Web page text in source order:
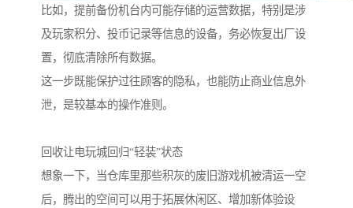
比如，提前备份机台内可能存储的运营数据，特别是涉
及玩家积分、投币记录等信息的设备，务必恢复出厂设
置，彻底清除所有数据。
这一步既能保护过往顾客的隐私，也能防止商业信息外
泄，是较基本的操作准则。
回收让电玩城回归“轻装”状态
想象一下，当仓库里那些积灰的废旧游戏机被清运一空
后，腾出的空间可以用于拓展休闲区、增加新体验设